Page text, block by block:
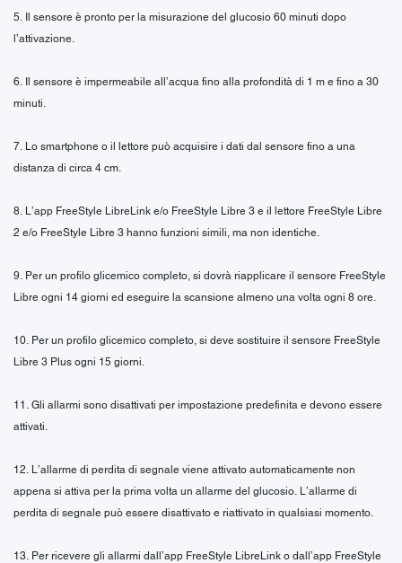
5. Il sensore è pronto per la misurazione del glucosio 60 minuti dopo
l’attivazione.
6. Il sensore è impermeabile all’acqua fino alla profondità di 1 m e fino a 30
minuti.
7. Lo smartphone o il lettore può acquisire i dati dal sensore fino a una
distanza di circa 4 cm.
8. L’app FreeStyle LibreLink e/o FreeStyle Libre 3 e il lettore FreeStyle Libre
2 e/o FreeStyle Libre 3 hanno funzioni simili, ma non identiche.
9. Per un profilo glicemico completo, si dovrà riapplicare il sensore FreeStyle
Libre ogni 14 giorni ed eseguire la scansione almeno una volta ogni 8 ore.
10. Per un profilo glicemico completo, si deve sostituire il sensore FreeStyle
Libre 3 Plus ogni 15 giorni.
11. Gli allarmi sono disattivati per impostazione predefinita e devono essere
attivati.
12. L’allarme di perdita di segnale viene attivato automaticamente non
appena si attiva per la prima volta un allarme del glucosio. L’allarme di
perdita di segnale può essere disattivato e riattivato in qualsiasi momento.
13. Per ricevere gli allarmi dall’app FreeStyle LibreLink o dall’app FreeStyle